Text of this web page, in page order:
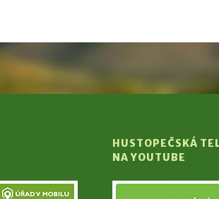
HUSTOPEČSKÁ
NA YOUTUBE